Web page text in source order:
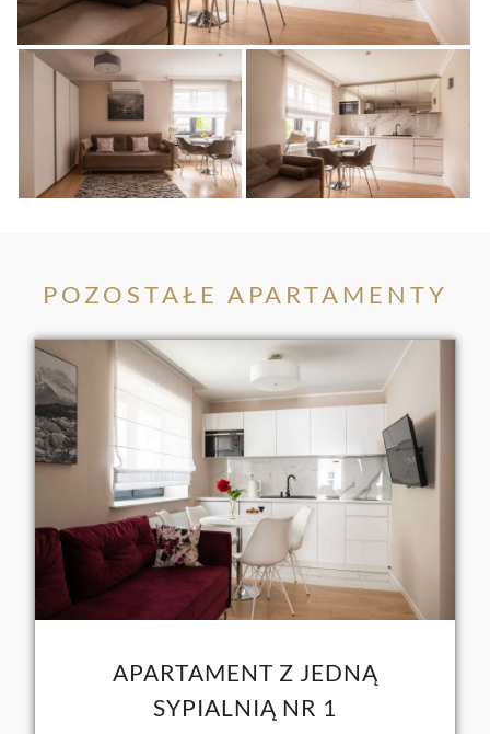
POZOSTAŁE APARTAMENTY
APARTAMENT Z JEDNĄ
SYPIALNIĄ NR 1